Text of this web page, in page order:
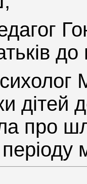
до
дітей
про